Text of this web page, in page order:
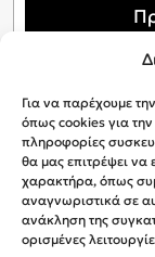
Για να παρέχουμε
όπως cookies για
πληροφορίες
θα μας επιτρέψει
χαρακτήρα, όπως
αναγνωριστικά σε
ανάκληση της
ορισμένες